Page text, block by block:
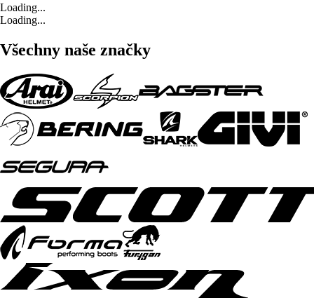
Loading...
Loading...
Všechny naše značky